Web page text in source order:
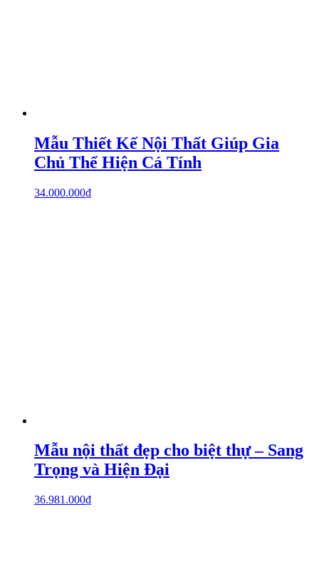
Mẫu Thiết Kế Nội Thất Giúp Gia
Chủ Thể Hiện Cá Tính
34.000.000₫
Mẫu nội thất đẹp cho biệt thự – Sang
Trọng và Hiện Đại
36.981.000₫